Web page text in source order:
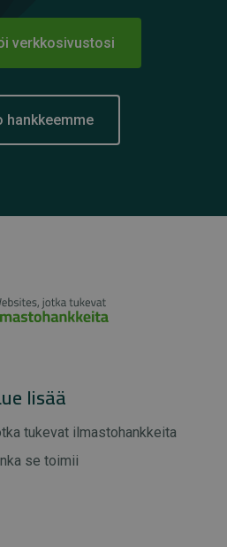
verkkosivustosi
hankkeemme
lisää
tukevat ilmastohankkeita
se toimii